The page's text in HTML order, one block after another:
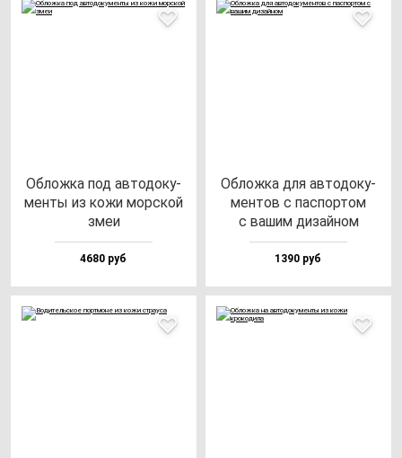
Облож­ка под ав­то­до­ку­
мен­ты из ко­жи мор­ской
змеи
4680 руб
Облож­ка для ав­то­до­ку­
мен­тов с пас­пор­том
с ва­шим ди­зай­ном
1390 руб